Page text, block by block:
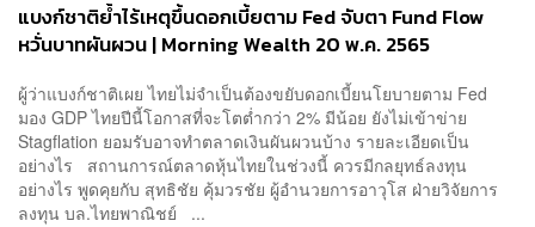
แบงก์ชาติย้ำไร้เหตุขึ้นดอกเบี้ยตาม Fed จับตา Fund Flow
หวั่นบาทผันผวน | Morning Wealth 20 พ.ค. 2565
ผู้ว่าแบงก์ชาติเผย ไทยไม่จำเป็นต้องขยับดอกเบี้ยนโยบายตาม Fed
มอง GDP ไทยปีนี้โอกาสที่จะโตต่ำกว่า 2% มีน้อย ยังไม่เข้าข่าย
Stagflation ยอมรับอาจทำตลาดเงินผันผวนบ้าง รายละเอียดเป็น
อย่างไร สถานการณ์ตลาดหุ้นไทยในช่วงนี้ ควรมีกลยุทธ์ลงทุน
อย่างไร พูดคุยกับ สุทธิชัย คุ้มวรชัย ผู้อำนวยการอาวุโส ฝ่ายวิจัยการ
ลงทุน บล.ไทยพาณิชย์ ...